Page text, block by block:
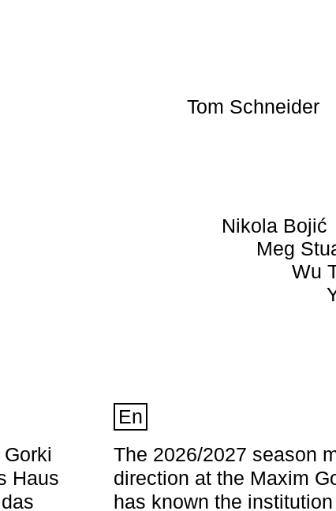
Tom Schneider
Nikola Bojić
Meg
Wu
Haus
En
The 2026/2027 season
direction at the Maxim
has known the